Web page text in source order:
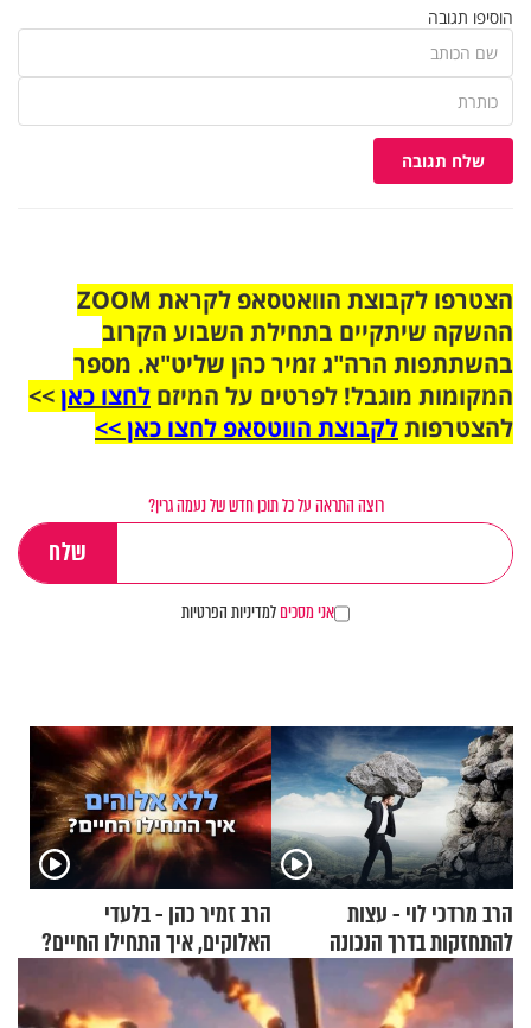
הוסיפו תגובה
שלח תגובה
הצטרפו לקבוצת הוואטסאפ לקראת ZOOM
ההשקה שיתקיים בתחילת השבוע הקרוב
בהשתתפות הרה"ג זמיר כהן שליט"א. מספר
המקומות מוגבל! לפרטים על המיזם לחצו כאן>>
להצטרפותלקבוצת הווטסאפ לחצו כאן >>
רוצה התראה על כל תוכן חדש של נעמה גרין?
אני מסכיםלמדיניות הפרטיות
הרב מרדכי לוי - עצות
להתחזקות בדרך הנכונה
הרב זמיר כהן - בלעדי
האלוקים, איך התחילו החיים?